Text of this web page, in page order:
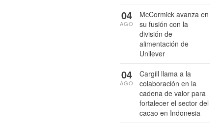
McCormick avanza en
su fusión con la
división de
alimentación de
Unilever
04
AGO
Cargill llama a la
colaboración en la
cadena de valor para
fortalecer el sector del
cacao en Indonesia
04
AGO